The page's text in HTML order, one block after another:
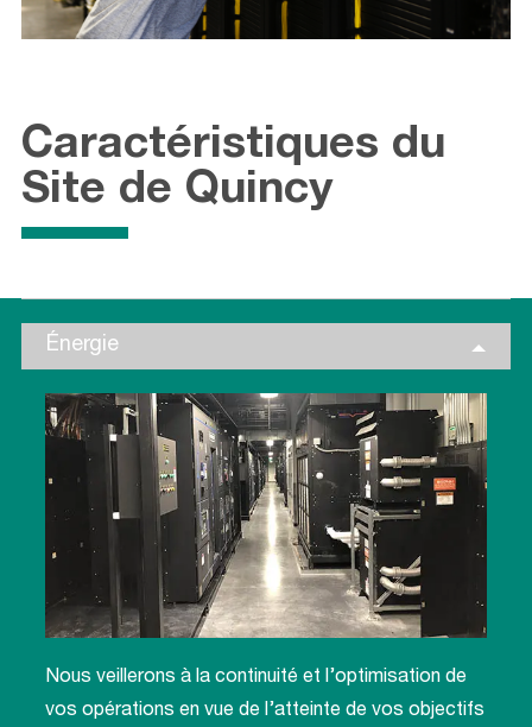
Caractéristiques du
Site de Quincy
Énergie
Nous veillerons à la continuité et l’optimisation de
vos opérations en vue de l’atteinte de vos objectifs